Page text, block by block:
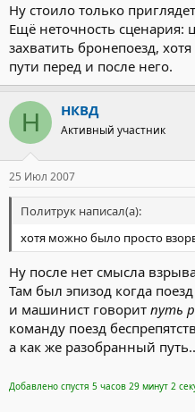
Ну стоило только
Ещё неточность сценария:
захватить бронепоезд,
пути перед и после него.
Н НКВД
Активный участник
25 Июл 2007
Политрук написал(а):
хотя можно было просто
Ну после нет смысла
Там был эпизод когда
и машинист говорит путь
команду поезд
а как же разобранный
Добавлено спустя 5 часов 29 минут 2